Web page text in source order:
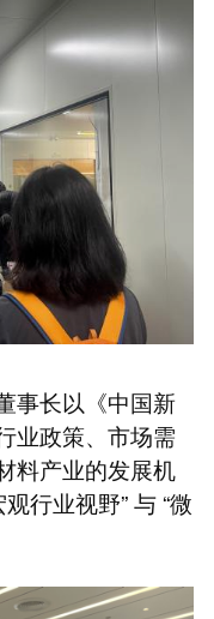
事长以《中国新
业政策、市场需
料产业的发展机
行业视野” 与 “微